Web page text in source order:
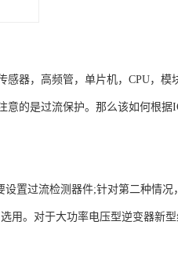
器，高频管，单片机，CPU，模
的是过流保护。那么该如何根据
置过流检测器件;针对第二种情
用。对于大功率电压型逆变器新